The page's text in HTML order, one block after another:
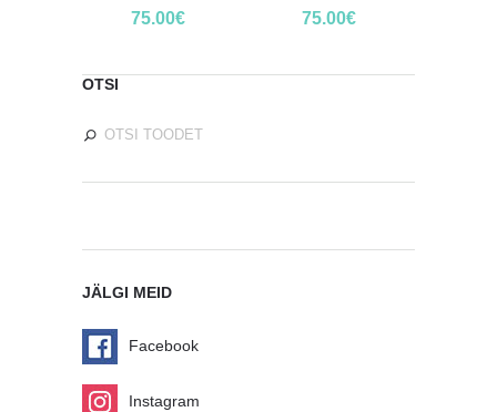
75.00€ 75.00€
OTSI
JÄLGI MEID
Facebook
Instagram